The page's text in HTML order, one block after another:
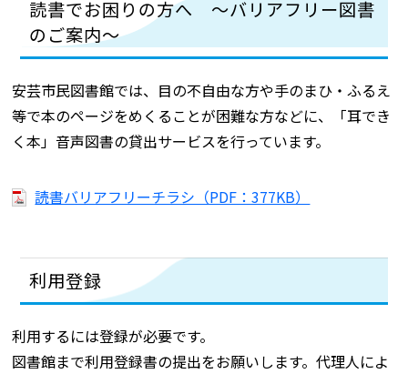
読書でお困りの方へ ～バリアフリー図書
のご案内～
安芸市民図書館では、目の不自由な方や手のまひ・ふるえ
等で本のページをめくることが困難な方などに、「耳でき
く本」音声図書の貸出サービスを行っています。
読書バリアフリーチラシ（PDF：377KB）
利用登録
利用するには登録が必要です。
図書館まで利用登録書の提出をお願いします。代理人によ